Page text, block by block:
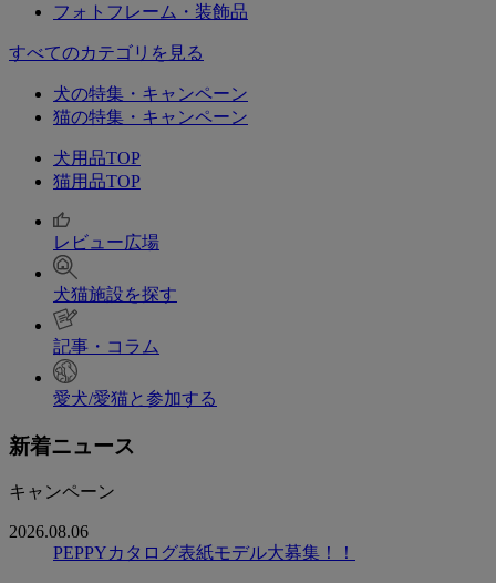
フォトフレーム・装飾品
すべてのカテゴリを見る
犬の特集・キャンペーン
猫の特集・キャンペーン
犬用品TOP
猫用品TOP
レビュー広場
犬猫施設を探す
記事・コラム
愛犬/愛猫と参加する
新着ニュース
キャンペーン
2026.08.06
PEPPYカタログ表紙モデル大募集！！